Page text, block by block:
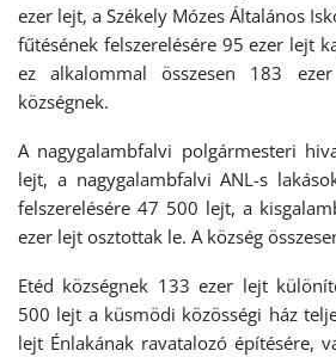
ezer lejt, a Székely Mózes Általános
fűtésének felszerelésére 95 ezer lejt
ez alkalommal összesen 183
községnek.
A nagygalambfalvi polgármesteri
lejt, a nagygalambfalvi ANL-s
felszerelésére 47 500 lejt, a
ezer lejt osztottak le. A község
Etéd községnek 133 ezer lejt
500 lejt a küsmödi közösségi ház
lejt Énlakának ravatalozó építésére,